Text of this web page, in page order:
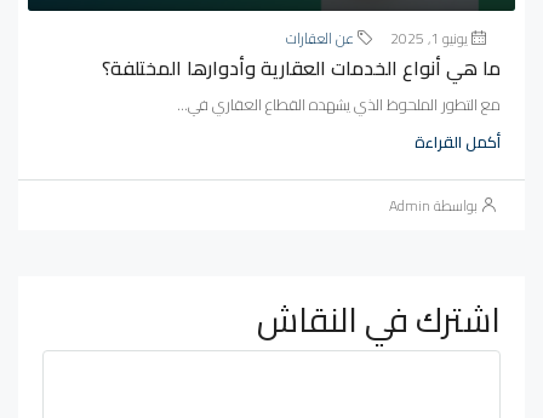
يونيو 1, 2025 عن العقارات
ما هي أنواع الخدمات العقارية وأدوارها المختلفة؟
مع التطور الملحوظ الذي يشهده القطاع العقاري في...
أكمل القراءة
بواسطة Admin
اشترك في النقاش